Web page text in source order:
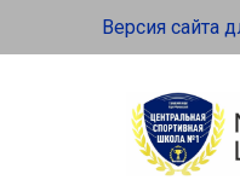
Версия сайта